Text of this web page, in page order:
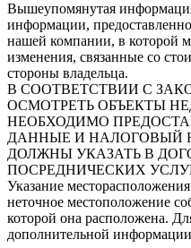
Вышеупомянутая
информации,
нашей компании, в которой
изменения, связанные со
стороны владельца.
В СООТВЕТСТВИИ С
ОСМОТРЕТЬ ОБЪЕКТЫ
НЕОБХОДИМО
ДАННЫЕ И НАЛОГОВЫЙ
ДОЛЖНЫ УКАЗАТЬ В
ПОСРЕДНИЧЕСКИХ
Указание
неточное местоположение
которой она расположена.
дополнительной